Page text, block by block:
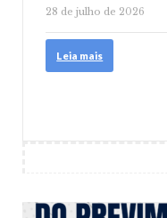
28 de julho de 2026
Leia mais